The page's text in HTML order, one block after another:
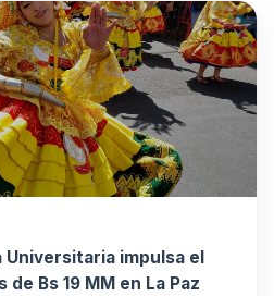
Universitaria impulsa el
Bs 19 MM en La Paz